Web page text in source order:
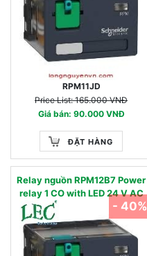
RPM11JD
Price List: 165.000 VNĐ
Giá bán: 90.000 VNĐ
ĐẶT HÀNG
Relay nguồn RPM12B7 Power
relay 1 CO with LED 24 V AC
- 40%